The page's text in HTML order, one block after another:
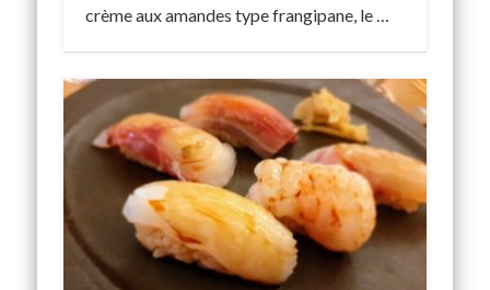
crème aux amandes type frangipane, le …